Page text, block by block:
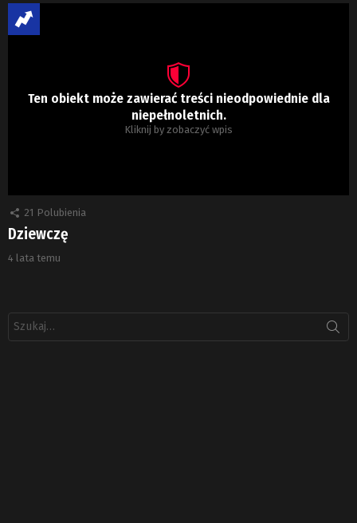
Ten obiekt może zawierać treści nieodpowiednie dla
niepełnoletnich.
Kliknij by zobaczyć wpis
21 Polubienia
Dziewczę
4 lata temu